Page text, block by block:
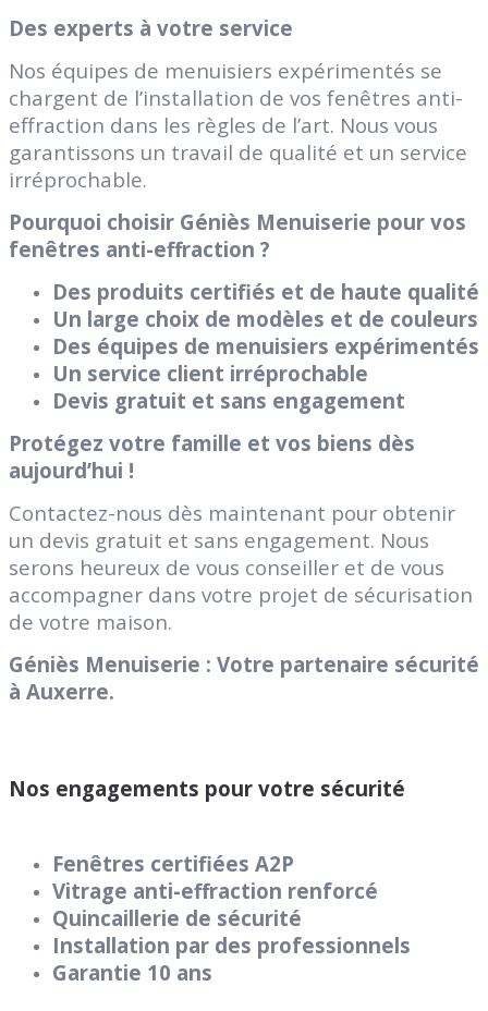
Des experts à votre service
Nos équipes de menuisiers expérimentés se
chargent de l’installation de vos fenêtres anti-
effraction dans les règles de l’art. Nous vous
garantissons un travail de qualité et un service
irréprochable.
Pourquoi choisir Géniès Menuiserie pour vos
fenêtres anti-effraction ?
Des produits certifiés et de haute qualité
Un large choix de modèles et de couleurs
Des équipes de menuisiers expérimentés
Un service client irréprochable
Devis gratuit et sans engagement
Protégez votre famille et vos biens dès
aujourd’hui !
Contactez-nous dès maintenant pour obtenir
un devis gratuit et sans engagement. Nous
serons heureux de vous conseiller et de vous
accompagner dans votre projet de sécurisation
de votre maison.
Géniès Menuiserie : Votre partenaire sécurité
à Auxerre.
Nos engagements pour votre sécurité
Fenêtres certifiées A2P
Vitrage anti-effraction renforcé
Quincaillerie de sécurité
Installation par des professionnels
Garantie 10 ans